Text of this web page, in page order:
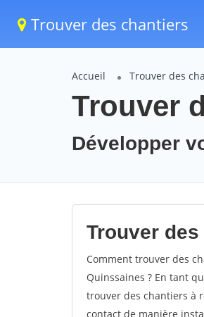
Trouver des chantiers
Accueil Trouver des
Trouver
Développer
Trouver
Comment trouver des
Quinssaines ? En tant
trouver des chantiers à
contact de manière